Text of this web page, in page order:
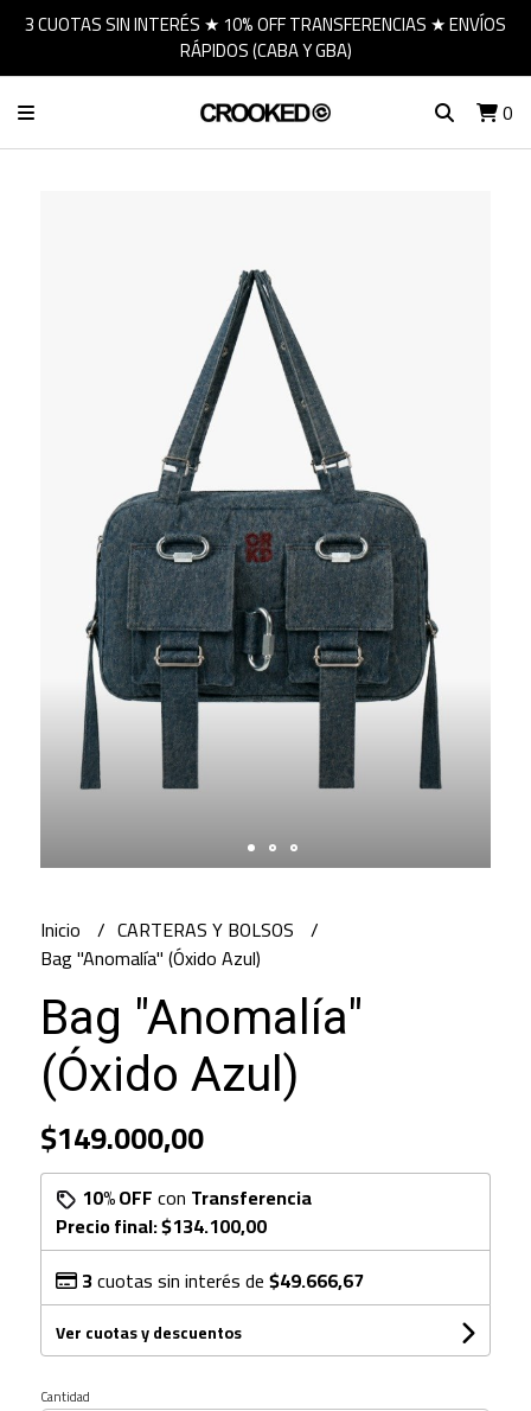
3 CUOTAS SIN INTERÉS ★ 10% OFF TRANSFERENCIAS ★ ENVÍOS
RÁPIDOS (CABA Y GBA)
0
Inicio
CARTERAS Y BOLSOS
Bag "Anomalía" (Óxido Azul)
Bag "Anomalía"
(Óxido Azul)
$149.000,00
10% OFFcon Transferencia
Precio final:$134.100,00
3cuotas sin interés de$49.666,67
Ver cuotas y descuentos
Cantidad